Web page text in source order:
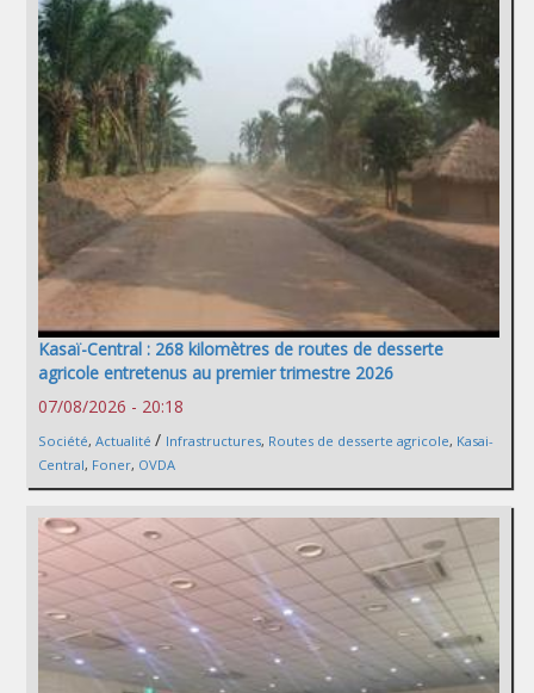
Kasaï-Central : 268 kilomètres de routes de desserte
agricole entretenus au premier trimestre 2026
07/08/2026 - 20:18
Société, Actualité / Infrastructures, Routes de desserte agricole, Kasai-
Central, Foner, OVDA